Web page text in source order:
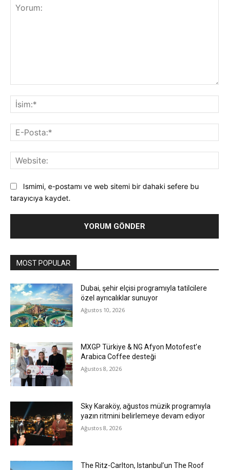
Ismimi, e-postamı ve web sitemi bir dahaki sefere bu
tarayıcıya kaydet.
MOST POPULAR
Dubai, şehir elçisi programıyla tatilcilere
özel ayrıcalıklar sunuyor
Ağustos 10, 2026
MXGP Türkiye & NG Afyon Motofest’e
Arabica Coffee desteği
Ağustos 8, 2026
Sky Karaköy, ağustos müzik programıyla
yazın ritmini belirlemeye devam ediyor
Ağustos 8, 2026
The Ritz-Carlton, Istanbul’un The Roof